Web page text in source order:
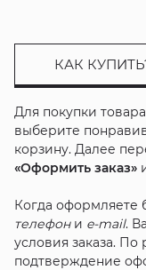
КАК
Для покупки
выберите
корзину. Далее
«Оформить заказ»
Когда оформляете
телефони e-mail.
условия заказа. По
подтверждение